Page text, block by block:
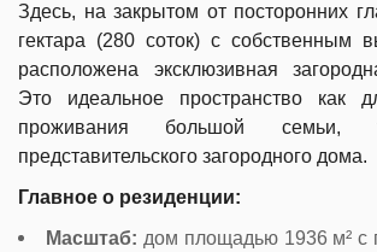
Здесь, на закрытом от посторонних
гектара (280 соток) с собственным
расположена эксклюзивная
Это идеальное пространство как
проживания большой
представительского загородного дома.
Главное о резиденции:
Масштаб: дом площадью 1936 м² с